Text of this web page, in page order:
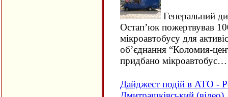
Генеральний
Остап’юк пожертвував
мікроавтобусу для
об’єднання “Коломия-
придбано мікроавтобус…
Дайджест подій в АТО -